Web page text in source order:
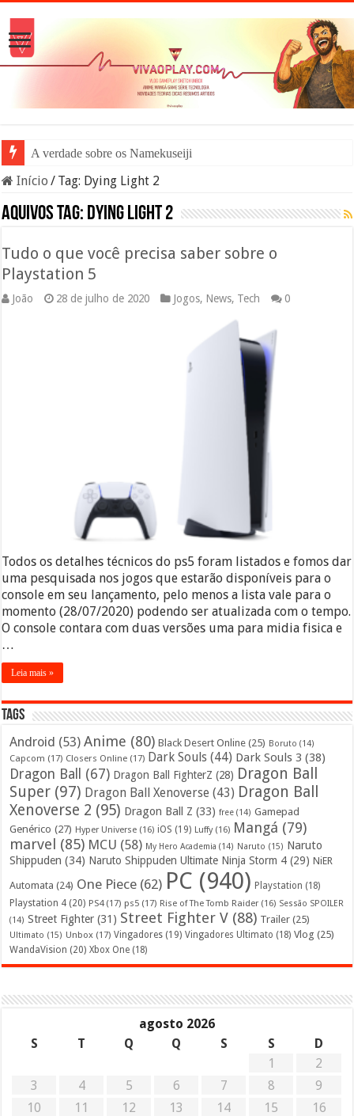
A verdade sobre os Namekuseijins – D
Início / Tag: Dying Light 2
Aquivos tag: Dying Light 2
Tudo o que você precisa saber sobre o
Playstation 5
João 28 de julho de 2020 Jogos, News, Tech 0
Todos os detalhes técnicos do ps5 foram listados e fomos dar
uma pesquisada nos jogos que estarão disponíveis para o
console em seu lançamento, pelo menos a lista vale para o
momento (28/07/2020) podendo ser atualizada com o tempo.
O console contara com duas versões uma para midia fisica e
…
Leia mais »
Tags
Android (53) Anime (80) Black Desert Online (25) Boruto (14)
Capcom (17) Closers Online (17) Dark Souls (44) Dark Souls 3 (38)
Dragon Ball (67) Dragon Ball FighterZ (28) Dragon Ball
Super (97) Dragon Ball Xenoverse (43) Dragon Ball
Xenoverse 2 (95) Dragon Ball Z (33) free (14) Gamepad
Genérico (27) Hyper Universe (16) iOS (19) Luffy(16) Mangá (79)
marvel (85) MCU (58) My Hero Academia (14) Naruto (15) Naruto
Shippuden (34) Naruto Shippuden Ultimate Ninja Storm 4 (29) NiER
Automata (24) One Piece (62) PC (940) Playstation (18)
Playstation 4 (20) PS4(17) ps5 (17) Rise of The Tomb Raider (16) Sessão SPOILER
(14) Street Fighter (31) Street Fighter V (88) Trailer (25)
Ultimato (15) Unbox (17) Vingadores (19) Vingadores Ultimato (18) Vlog (25)
WandaVision (20) Xbox One (18)
agosto 2026
S
T Q Q S S
D
1
2
3
4 5 6 7 8
9
10
11 12 13 14 15
16